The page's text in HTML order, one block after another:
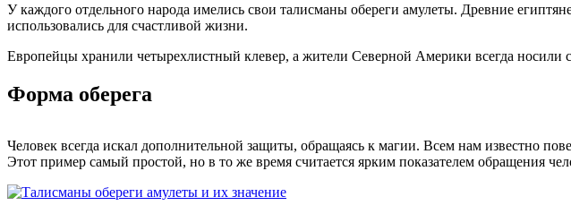
У каждого отдельного народа имелись свои талисманы обереги амулеты. Древние
использовались для счастливой жизни.
Европейцы хранили четырехлистный клевер, а жители Северной Америки всегда носили
Форма оберега
Человек всегда искал дополнительной защиты, обращаясь к магии. Всем нам известно
Этот пример самый простой, но в то же время считается ярким показателем обращения